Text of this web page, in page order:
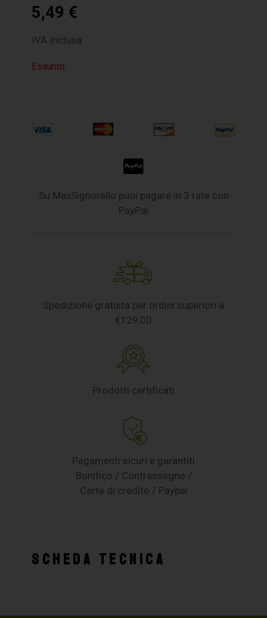
5,49 €
IVA Inclusa
Esaurito
Su MaxSignorello puoi pagare in 3 rate con
PayPal
Spedizione gratuita per ordini superiori a
€129,00
Prodotti certificati
Pagamenti sicuri e garantiti
Bonifico / Contrassegno /
Carte di credito / Paypal
SCHEDA TECNICA